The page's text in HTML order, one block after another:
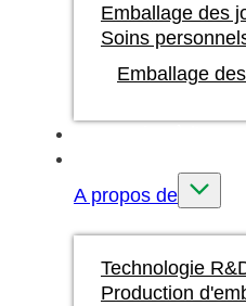
Emballage des
Soins
Emballage
A propos de
Technologie
Production